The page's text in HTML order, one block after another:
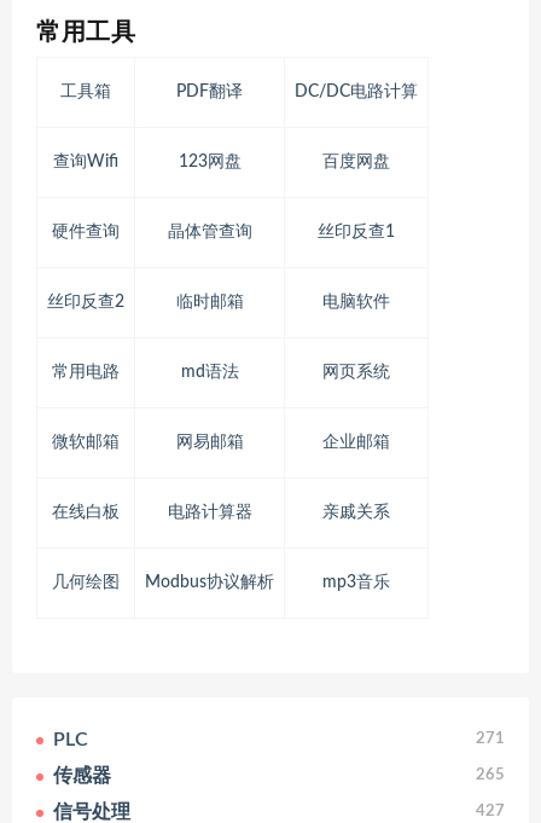
常用工具
工具箱 PDF翻译 DC/DC电路计算
查询Wifi 123网盘 百度网盘
硬件查询 晶体管查询 丝印反查1
丝印反查2 临时邮箱 电脑软件
常用电路 md语法 网页系统
微软邮箱 网易邮箱 企业邮箱
在线白板 电路计算器 亲戚关系
几何绘图 Modbus协议解析 mp3音乐
PLC 271
传感器 265
信号处理 427